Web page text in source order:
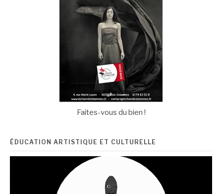
Faites-vous du bien !
ÉDUCATION ARTISTIQUE ET CULTURELLE